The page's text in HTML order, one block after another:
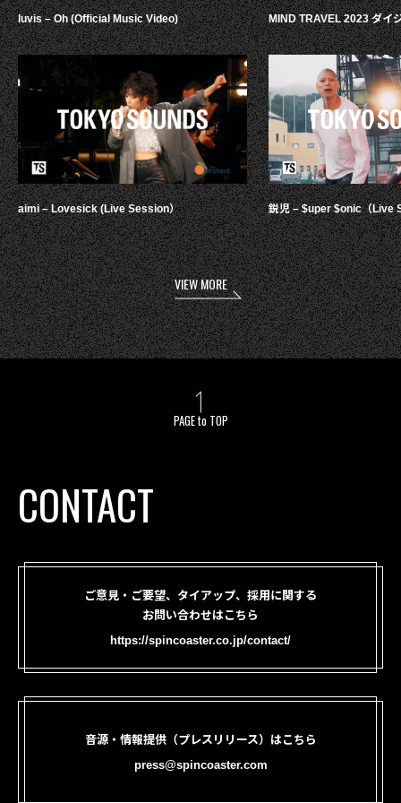
luvis – Oh (Official Music Video)
aimi – Lovesick (Live Session）
MIND TRAVEL 2023 ダイ
鋭児 – $uper $onic（Live
VIEW MORE
PAGE to TOP
CONTACT
ご意見・ご要望、タイアップ、採用に関する
お問い合わせはこちら
https://spincoaster.co.jp/contact/
音源・情報提供（プレスリリース）はこちら
press@spincoaster.com